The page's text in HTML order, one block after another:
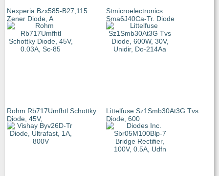
Nexperia Bzx585-B27,115
Zener Diode, A
Stmicroelectronics
Sma6J40Ca-Tr. Diode
Rohm Rb717Umfhtl Schottky
Diode, 45V,
Littelfuse Sz1Smb30At3G Tvs
Diode, 600